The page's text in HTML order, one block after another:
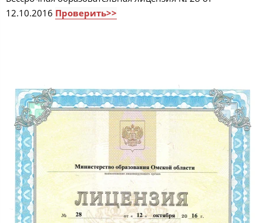
12.10.2016 Проверить>>